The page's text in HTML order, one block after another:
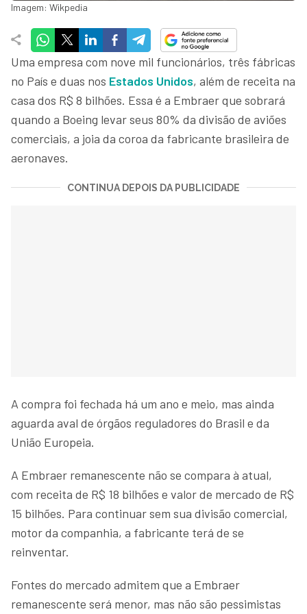
Imagem: Wikpedia
Uma empresa com nove mil funcionários, três fábricas
no País e duas nos Estados Unidos, além de receita na
casa dos R$ 8 bilhões. Essa é a Embraer que sobrará
quando a Boeing levar seus 80% da divisão de aviões
comerciais, a joia da coroa da fabricante brasileira de
aeronaves.
CONTINUA DEPOIS DA PUBLICIDADE
A compra foi fechada há um ano e meio, mas ainda
aguarda aval de órgãos reguladores do Brasil e da
União Europeia.
A Embraer remanescente não se compara à atual,
com receita de R$ 18 bilhões e valor de mercado de R$
15 bilhões. Para continuar sem sua divisão comercial,
motor da companhia, a fabricante terá de se
reinventar.
Fontes do mercado admitem que a Embraer
remanescente será menor, mas não são pessimistas